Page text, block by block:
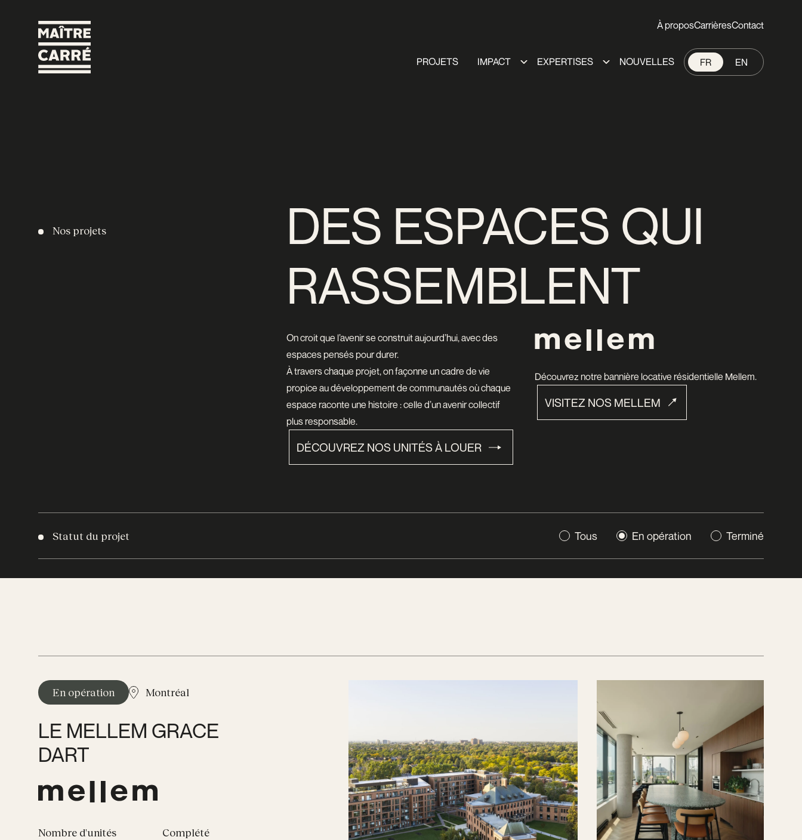
À proposCarrièresContact
PROJETS IMPACT EXPERTISES NOUVELLES FR EN
Nos projets
DES ESPACES QUI
RASSEMBLENT
On croit que l’avenir se construit aujourd’hui, avec des
espaces pensés pour durer.
À travers chaque projet, on façonne un cadre de vie
propice au développement de communautés où chaque
espace raconte une histoire : celle d’un avenir collectif
plus responsable.
DÉCOUVREZ NOS UNITÉS À LOUER
DÉCOUVREZ NOS UNITÉS À LOUER
Découvrez notre bannière locative résidentielle Mellem.
VISITEZ NOS MELLEM
VISITEZ NOS MELLEM
Statut du projet Tous En opération Terminé
En opération Montréal
LE MELLEM GRACE
DART
Nombre d'unités
Complété